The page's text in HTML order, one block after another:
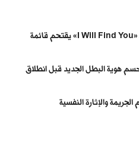
بعد 5 أسابيع من الصدارة.. مسلسل «I Will Find You» يقتحم قائمة
هوية البطل الجديد قبل انطلاق
والإثارة النفسية